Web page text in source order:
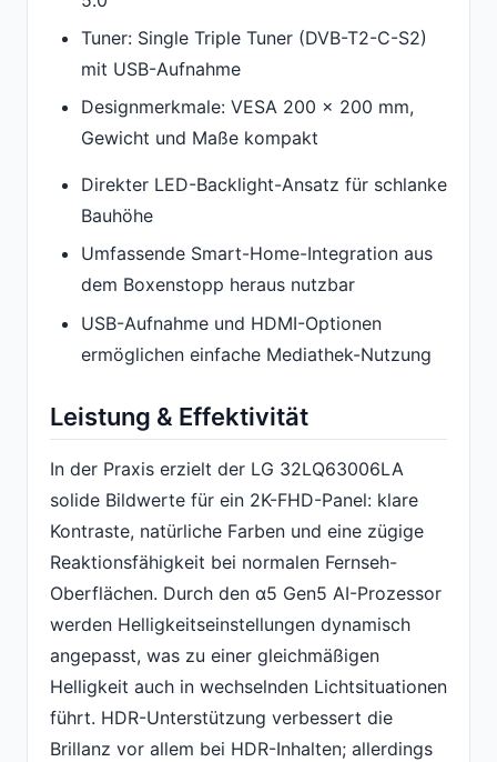
Tuner: Single Triple Tuner (DVB-T2-C-S2)
mit USB-Aufnahme
Designmerkmale: VESA 200 x 200 mm,
Gewicht und Maße kompakt
Direkter LED-Backlight-Ansatz für schlanke
Bauhöhe
Umfassende Smart-Home-Integration aus
dem Boxenstopp heraus nutzbar
USB-Aufnahme und HDMI-Optionen
ermöglichen einfache Mediathek-Nutzung
Leistung & Effektivität
In der Praxis erzielt der LG 32LQ63006LA
solide Bildwerte für ein 2K-FHD-Panel: klare
Kontraste, natürliche Farben und eine zügige
Reaktionsfähigkeit bei normalen Fernseh-
Oberflächen. Durch den α5 Gen5 AI-Prozessor
werden Helligkeitseinstellungen dynamisch
angepasst, was zu einer gleichmäßigen
Helligkeit auch in wechselnden Lichtsituationen
führt. HDR-Unterstützung verbessert die
Brillanz vor allem bei HDR-Inhalten; allerdings